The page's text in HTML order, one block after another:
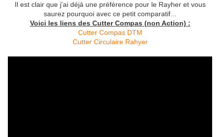
Il est clair que j'ai déjà une préférence pour le Rayher et vous
saurez pourquoi avec ce petit comparatif...
Voici les liens des Cutter Compas (non Action) :
Cutter Compas DTM
Cutter Circulaire Rahyer